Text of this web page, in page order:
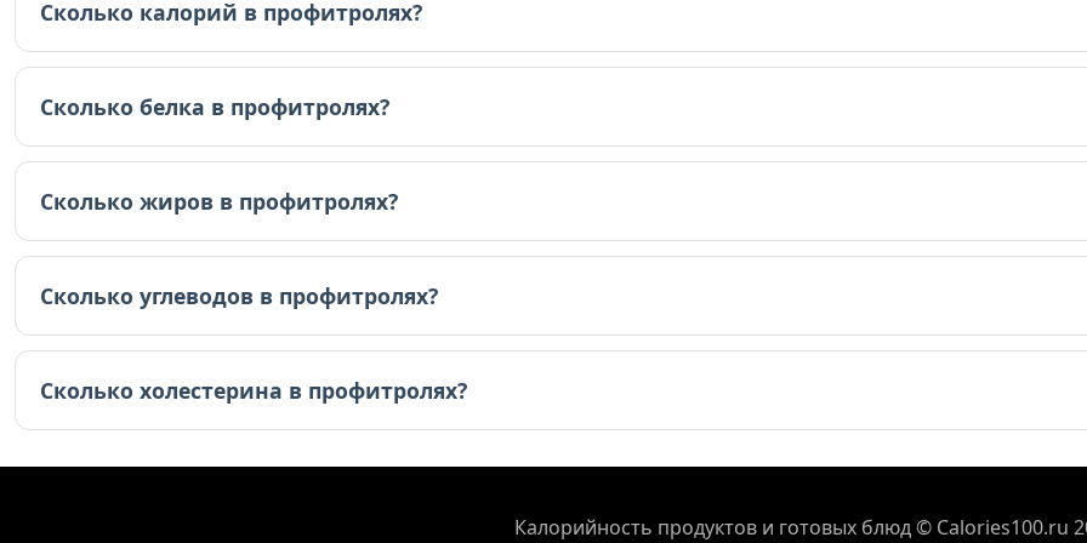
Сколько калорий в профитролях?
В профитролях 253 ккал (на 100г).
Сколько белка в профитролях?
В профитролях 9.6 граммов белка (на 100г).
Сколько жиров в профитролях?
В профитролях 16 граммов жиров (на 100г).
Сколько углеводов в профитролях?
В профитролях 18.7 граммов углеводов (на 100г).
Сколько холестерина в профитролях?
Калорийность продуктов и готовых блюд © Calories100.ru